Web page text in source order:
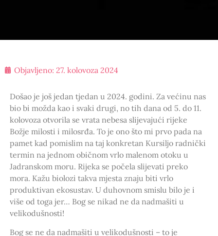
Objavljeno: 27. kolovoza 2024
Došao je još jedan tjedan u 2024. godini. Za većinu nas
bio bi možda kao i svaki drugi, no tih dana od 5. do 11.
kolovoza otvorila se vrata nebesa slijevajući rijeke
Božje milosti i milosrđa. To je ono što mi prvo pada na
pamet kad pomislim na taj konkretan Kursiljo radnički
termin na jednom običnom vrlo malenom otoku u
Jadranskom moru. Rijeka se počela slijevati preko
mora. Kažu biolozi takva mjesta znaju biti vrlo
produktivan ekosustav. U duhovnom smislu bilo je i
više od toga jer… Bog se nikad ne da nadmašiti u
velikodušnosti!
Bog se ne da nadmašiti u velikodušnosti – to je